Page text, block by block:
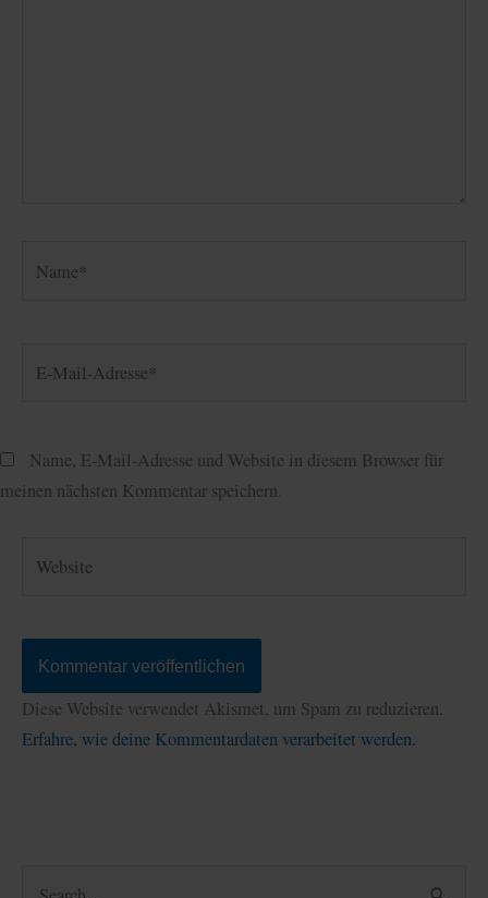
Mail-
Name, E-Mail-Adresse und Website in diesem Browser für
meinen nächsten Kommentar speichern.
Diese Website verwendet Akismet, um Spam zu reduzieren.
Erfahre, wie deine Kommentardaten verarbeitet werden.